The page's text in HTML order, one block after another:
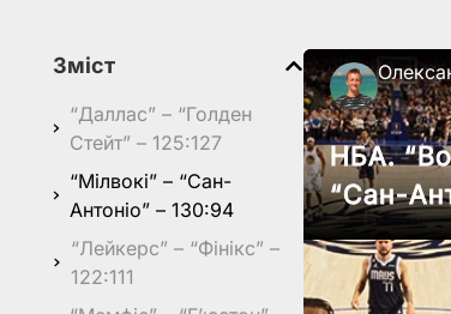
Зміст
“Даллас” – “Голден
Стейт” – 125:127
“Мілвокі” – “Сан-
Антоніо” – 130:94
“Лейкерс” – “Фінікс” –
122:111
НБА.
“Сан-